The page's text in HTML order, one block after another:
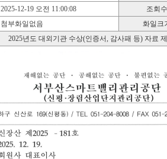
2025-12-19 오전 11:00:08 조회수
첨부화일없음 화일크
2025년도 대외기관 수상(인증서, 감사패 등) 자료